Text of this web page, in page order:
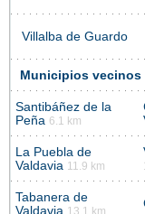
Villalba de Guardo
Municipios vecinos
Santibáñez de la
Peña 6.1 km
La Puebla de
Valdavia 11.9 km
Tabanera de
Valdavia 13.1 km